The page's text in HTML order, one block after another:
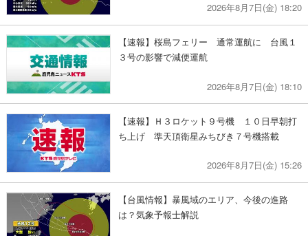
2026年8月7日(金) 18:20
【速報】桜島フェリー 通常運航に 台風１
３号の影響で減便運航
2026年8月7日(金) 18:10
【速報】Ｈ３ロケット９号機 １０日早朝打
ち上げ 準天頂衛星みちびき７号機搭載
2026年8月7日(金) 15:26
【台風情報】暴風域のエリア、今後の進路
は？気象予報士解説